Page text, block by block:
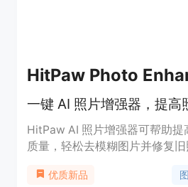
HitPaw Photo
HitPaw AI 照片增强器可帮助提
质量，轻松去模糊图片并修复
定位为一款易用且功能强大的
优质新品